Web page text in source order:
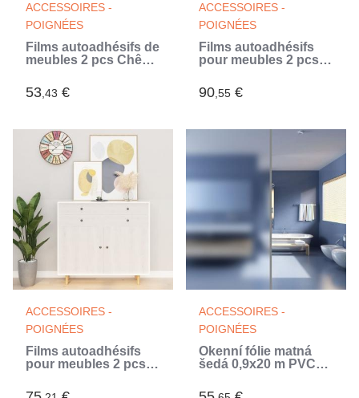
ACCESSOIRES -
POIGNÉES
Films autoadhésifs de
meubles 2 pcs Chêne
PVC (Beige)
53,43 €
ACCESSOIRES -
POIGNÉES
Films autoadhésifs
pour meubles 2 pcs
cm PVC
90,55 €
ACCESSOIRES -
POIGNÉES
Films autoadhésifs
pour meubles 2 pcs
PVC (Blanc)
ACCESSOIRES -
POIGNÉES
Okenní fólie matná
šedá 0,9x20 m PVC